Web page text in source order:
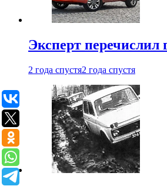
Эксперт
2 года спустя2 года спустя